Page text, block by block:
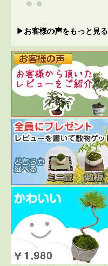
▶お客様の声をもっと見る